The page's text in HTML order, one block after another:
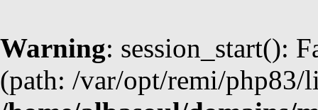
Warning: session_start():
(path: /var/opt/remi/php83/